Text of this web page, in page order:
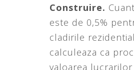
Construire.
este de 0,5%
cladirile
calculeaza ca
valoarea lucrarilor